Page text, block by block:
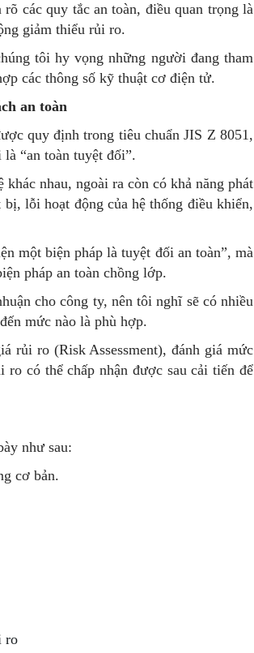
các quy tắc an toàn, điều quan trọng là
giảm thiểu rủi ro.
tôi hy vọng những người đang tham
các thông số kỹ thuật cơ điện tử.
an toàn
quy định trong tiêu chuẩn JIS Z 8051,
“an toàn tuyệt đối”.
nhau, ngoài ra còn có khả năng phát
lỗi hoạt động của hệ thống điều khiển,
một biện pháp là tuyệt đối an toàn”, mà
pháp an toàn chồng lớp.
cho công ty, nên tôi nghĩ sẽ có nhiều
mức nào là phù hợp.
rủi ro (Risk Assessment), đánh giá mức
có thể chấp nhận được sau cải tiến để
như sau:
cơ bản.
ro